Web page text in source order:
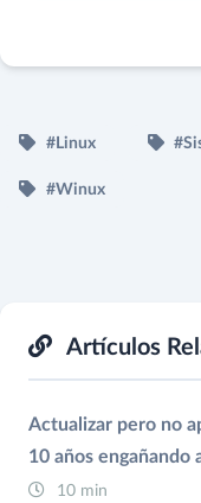
#Linux
#Winux
Artículos
Actualizar pero no
10 años engañando
10 min